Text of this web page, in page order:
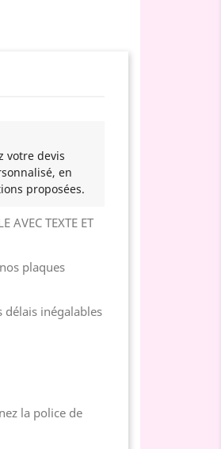
votre devis
en
proposées.
AVEC TEXTE ET
plaques
délais inégalables
la police de